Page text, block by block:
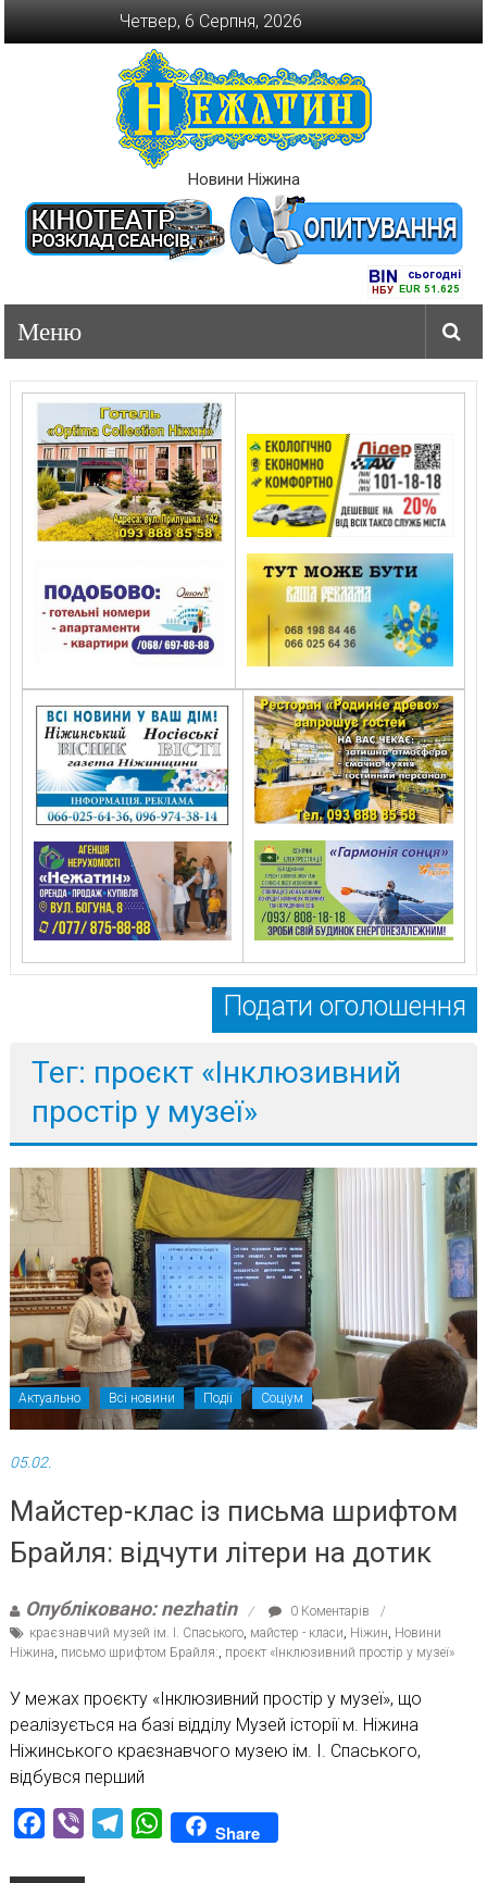
Четвер, 6 Серпня, 2026
Новини Ніжина
Подати оголошення
Тег: проєкт «Інклюзивний
простір у музеї»
Актуально Всі новини Події Соціум
05.02.
Майстер-клас із письма шрифтом
Брайля: відчути літери на дотик
Опубліковано: nezhatin
0 Коментарів
краєзнавчий музей ім. І. Спаського, майстер - класи Ніжин Новини
Ніжина письмо шрифтом Брайля: проєкт «Інклюзивний простір у музеї»
У межах проєкту «Інклюзивний простір у музеї», що
реалізується на базі відділу Музей історії м. Ніжина
Ніжинського краєзнавчого музею ім. І. Спаського,
відбувся перший
Facebook
Viber TelegramWhatsAppShare